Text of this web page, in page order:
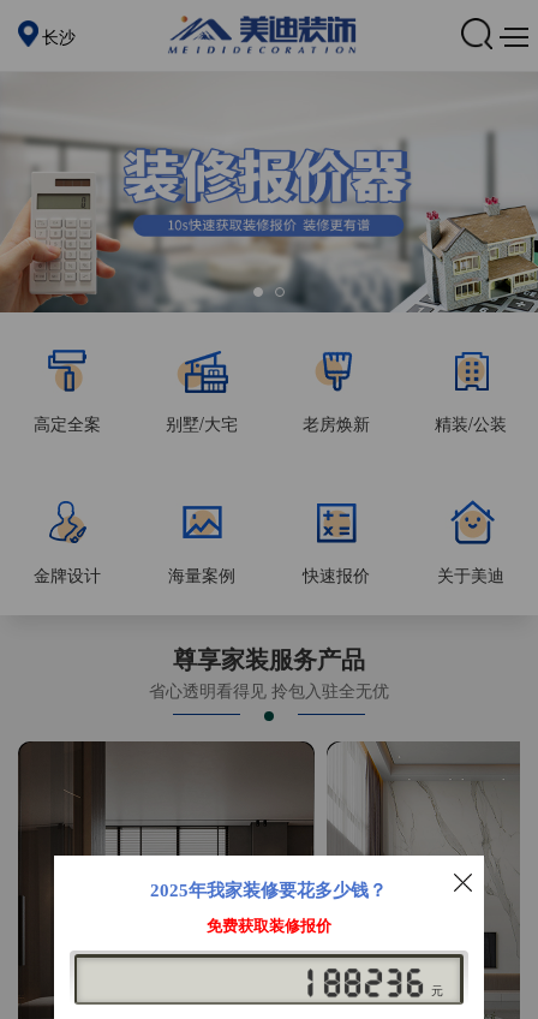
长沙
高定全案 别墅/大宅 老房焕新 精装/公装
金牌设计 海量案例 快速报价 关于美迪
尊享家装服务产品
省心透明看得见 拎包入驻全无优